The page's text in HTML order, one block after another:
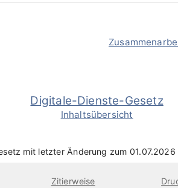
Digitale-Dienste-Gesetz
Inhaltsübersicht
mit letzter Änderung zum 01.07.2026
Zitierweise